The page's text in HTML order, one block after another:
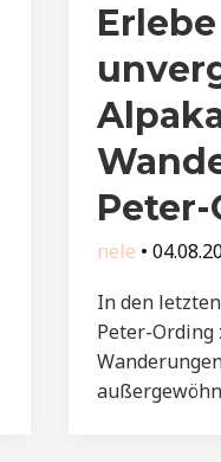
Erlebe
nele •
In den
Peter-Ording